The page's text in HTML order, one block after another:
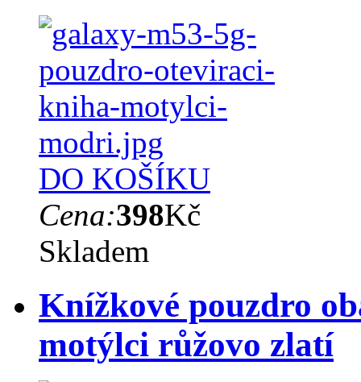
DO KOŠÍKU
Cena:398Kč
Skladem
Knížkové pouzdro
motýlci růžovo zlatí